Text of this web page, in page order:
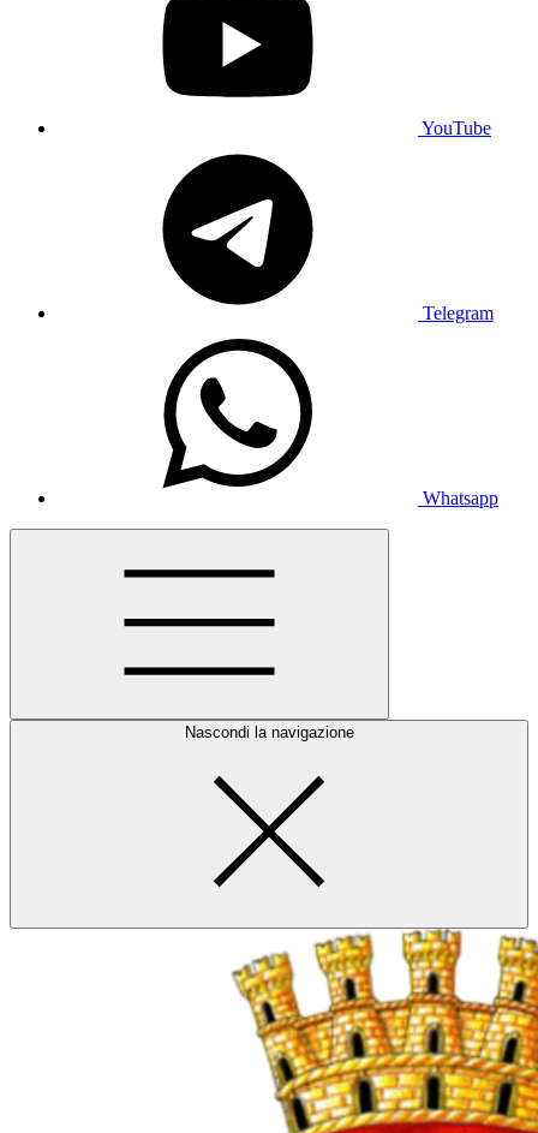
YouTube
Telegram
Whatsapp
Nascondi la navigazione